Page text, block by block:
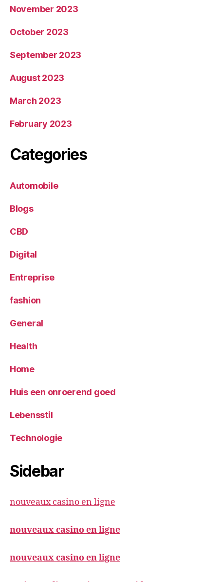
November 2023
October 2023
September 2023
August 2023
March 2023
February 2023
Categories
Automobile
Blogs
CBD
Digital
Entreprise
fashion
General
Health
Home
Huis een onroerend goed
Lebensstil
Technologie
Sidebar
nouveaux casino en ligne
nouveaux casino en ligne
nouveaux casino en ligne